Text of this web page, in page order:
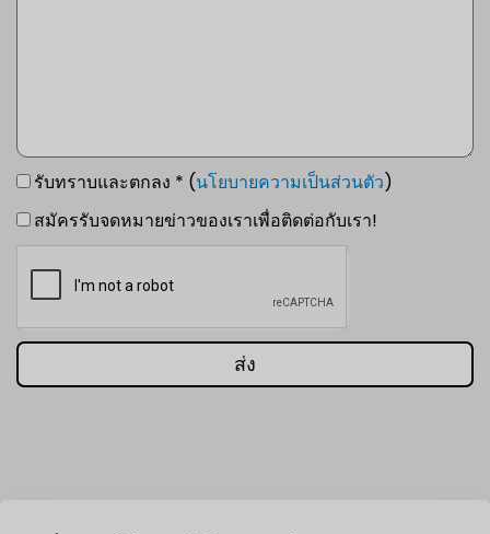
รับทราบและตกลง * (นโยบายความเป็นส่วนตัว)
สมัครรับจดหมายข่าวของเราเพื่อติดต่อกับเรา!
ส่ง